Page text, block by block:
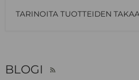
TARINOITA TUOTTEIDEN
BLOGI